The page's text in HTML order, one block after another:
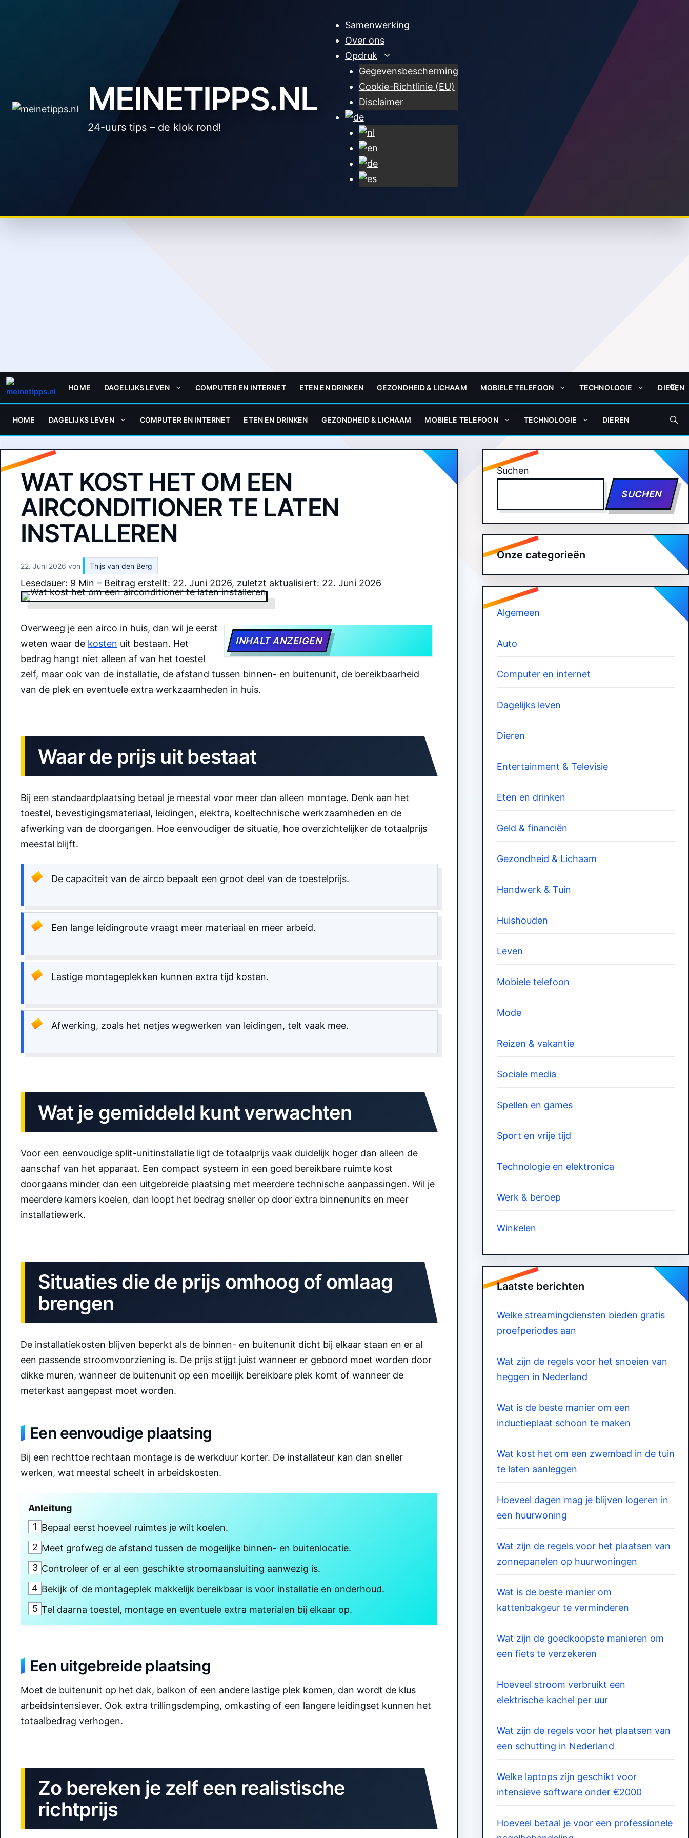
MEINETIPPS.NL
24-uurs tips – de klok rond!
Samenwerking
Over ons
Opdruk
Gegevensbescherming
Cookie-Richtlinie (EU)
Disclaimer
HOME DAGELIJKS LEVEN COMPUTER EN INTERNET ETEN EN DRINKEN GEZONDHEID & LICHAAM MOBIELE TELEFOON TECHNOLOGIE DIEREN
HOME DAGELIJKS LEVEN COMPUTER EN INTERNET ETEN EN DRINKEN GEZONDHEID & LICHAAM MOBIELE TELEFOON TECHNOLOGIE DIEREN
WAT KOST HET OM EEN
AIRCONDITIONER TE LATEN
INSTALLEREN
22. Juni 2026 von Thijs van den Berg
Lesedauer: 9 Min – Beitrag erstellt: 22. Juni 2026, zuletzt aktualisiert: 22. Juni 2026
INHALT ANZEIGEN
Overweeg je een airco in huis, dan wil je eerst
weten waar de kosten uit bestaan. Het
bedrag hangt niet alleen af van het toestel
zelf, maar ook van de installatie, de afstand tussen binnen- en buitenunit, de bereikbaarheid
van de plek en eventuele extra werkzaamheden in huis.
Waar de prijs uit bestaat
Bij een standaardplaatsing betaal je meestal voor meer dan alleen montage. Denk aan het
toestel, bevestigingsmateriaal, leidingen, elektra, koeltechnische werkzaamheden en de
afwerking van de doorgangen. Hoe eenvoudiger de situatie, hoe overzichtelijker de totaalprijs
meestal blijft.
De capaciteit van de airco bepaalt een groot deel van de toestelprijs.
Een lange leidingroute vraagt meer materiaal en meer arbeid.
Lastige montageplekken kunnen extra tijd kosten.
Afwerking, zoals het netjes wegwerken van leidingen, telt vaak mee.
Wat je gemiddeld kunt verwachten
Voor een eenvoudige split-unitinstallatie ligt de totaalprijs vaak duidelijk hoger dan alleen de
aanschaf van het apparaat. Een compact systeem in een goed bereikbare ruimte kost
doorgaans minder dan een uitgebreide plaatsing met meerdere technische aanpassingen. Wil je
meerdere kamers koelen, dan loopt het bedrag sneller op door extra binnenunits en meer
installatiewerk.
Situaties die de prijs omhoog of omlaag
brengen
De installatiekosten blijven beperkt als de binnen- en buitenunit dicht bij elkaar staan en er al
een passende stroomvoorziening is. De prijs stijgt juist wanneer er geboord moet worden door
dikke muren, wanneer de buitenunit op een moeilijk bereikbare plek komt of wanneer de
meterkast aangepast moet worden.
Een eenvoudige plaatsing
Bij een rechttoe rechtaan montage is de werkduur korter. De installateur kan dan sneller
werken, wat meestal scheelt in arbeidskosten.
Anleitung
1 Bepaal eerst hoeveel ruimtes je wilt koelen.
2 Meet grofweg de afstand tussen de mogelijke binnen- en buitenlocatie.
3 Controleer of er al een geschikte stroomaansluiting aanwezig is.
4 Bekijk of de montageplek makkelijk bereikbaar is voor installatie en onderhoud.
5 Tel daarna toestel, montage en eventuele extra materialen bij elkaar op.
Een uitgebreide plaatsing
Moet de buitenunit op het dak, balkon of een andere lastige plek komen, dan wordt de klus
arbeidsintensiever. Ook extra trillingsdemping, omkasting of een langere leidingset kunnen het
totaalbedrag verhogen.
Zo bereken je zelf een realistische
richtprijs
Suchen
SUCHEN
Onze categorieën
Algemeen
Auto
Computer en internet
Dagelijks leven
Dieren
Entertainment & Televisie
Eten en drinken
Geld & financiën
Gezondheid & Lichaam
Handwerk & Tuin
Huishouden
Leven
Mobiele telefoon
Mode
Reizen & vakantie
Sociale media
Spellen en games
Sport en vrije tijd
Technologie en elektronica
Werk & beroep
Winkelen
Laatste berichten
Welke streamingdiensten bieden gratis
proefperiodes aan
Wat zijn de regels voor het snoeien van
heggen in Nederland
Wat is de beste manier om een
inductieplaat schoon te maken
Wat kost het om een zwembad in de tuin
te laten aanleggen
Hoeveel dagen mag je blijven logeren in
een huurwoning
Wat zijn de regels voor het plaatsen van
zonnepanelen op huurwoningen
Wat is de beste manier om
kattenbakgeur te verminderen
Wat zijn de goedkoopste manieren om
een fiets te verzekeren
Hoeveel stroom verbruikt een
elektrische kachel per uur
Wat zijn de regels voor het plaatsen van
een schutting in Nederland
Welke laptops zijn geschikt voor
intensieve software onder €2000
Hoeveel betaal je voor een professionele